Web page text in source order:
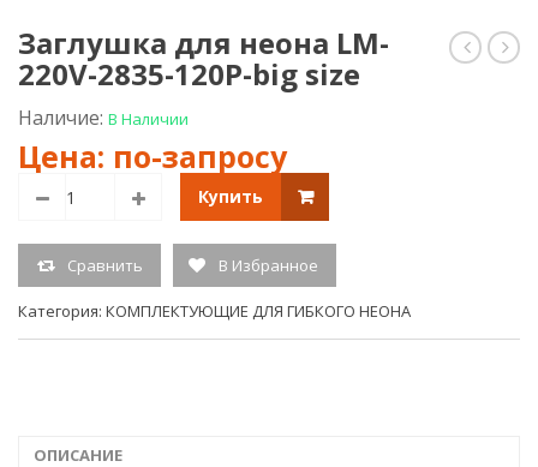
Заглушка для неона LM-
220V-2835-120P-big size
Наличие: В Наличии
Купить
Сравнить В Избранное
Категория: КОМПЛЕКТУЮЩИЕ ДЛЯ ГИБКОГО НЕОНА
ОПИСАНИЕ